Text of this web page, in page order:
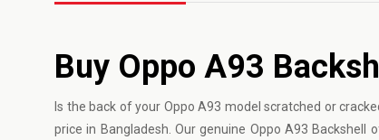
Buy Oppo A93
Is the back of your Oppo A93 model scratched or
price in Bangladesh. Our genuine Oppo A93